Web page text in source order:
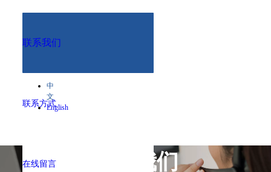
联系我们
联系方式
在线留言
中
文
English
联系我们